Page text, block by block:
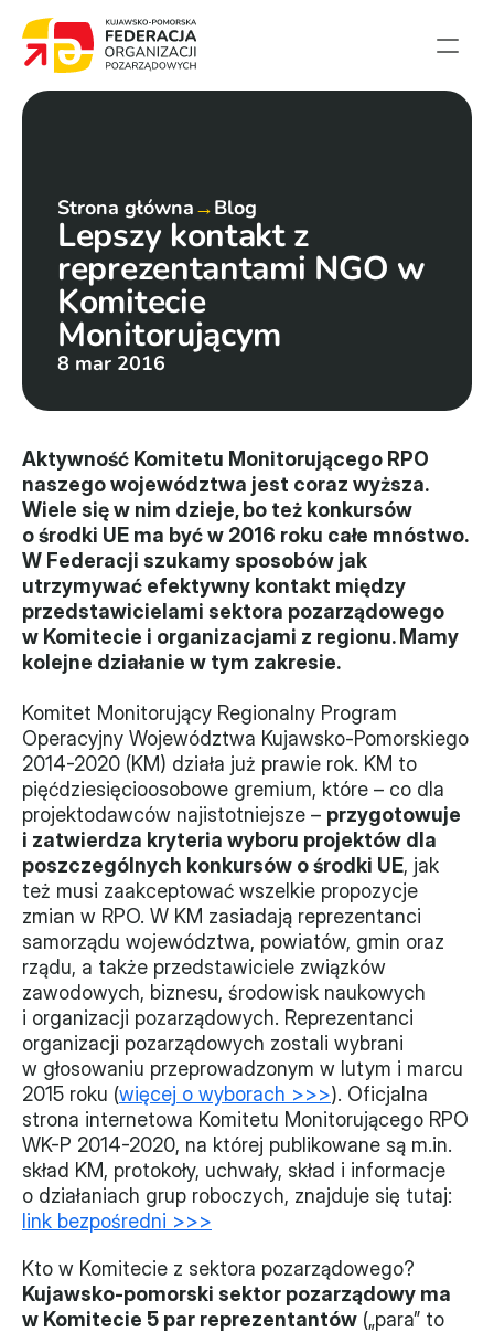
Projekty
Członkowie
English summary
Kontakt
Federacja
Karta zasad
Władze
Historia i działania
Narzędzie samooceny
Projekty
XVII forum NGO
Projekt z powiatem
Przystąp
Członkostwo
Procedura
Monitorujemy
Działania z ostatnich lat
Sprawy
Forum Dobrego Prawa
Certyfikujemy
Certyfikat
Edycja 2024
Strona główna→Blog
Lepszy kontakt z
reprezentantami NGO w
Komitecie
Monitorującym
8 mar 2016
Aktywność Komitetu Monitorującego RPO
naszego województwa jest coraz wyższa.
Wiele się w nim dzieje, bo też konkursów
o środki UE ma być w 2016 roku całe mnóstwo.
W Federacji szukamy sposobów jak
utrzymywać efektywny kontakt między
przedstawicielami sektora pozarządowego
w Komitecie i organizacjami z regionu. Mamy
kolejne działanie w tym zakresie.
Komitet Monitorujący Regionalny Program
Operacyjny Województwa Kujawsko-Pomorskiego
2014-2020 (KM) działa już prawie rok. KM to
pięćdziesięcioosobowe gremium, które – co dla
projektodawców najistotniejsze – przygotowuje
i zatwierdza kryteria wyboru projektów dla
poszczególnych konkursów o środki UE, jak
też musi zaakceptować wszelkie propozycje
zmian w RPO. W KM zasiadają reprezentanci
samorządu województwa, powiatów, gmin oraz
rządu, a także przedstawiciele związków
zawodowych, biznesu, środowisk naukowych
i organizacji pozarządowych. Reprezentanci
organizacji pozarządowych zostali wybrani
w głosowaniu przeprowadzonym w lutym i marcu
2015 roku (więcej o wyborach >>>). Oficjalna
strona internetowa Komitetu Monitorującego RPO
WK-P 2014-2020, na której publikowane są m.in.
skład KM, protokoły, uchwały, skład i informacje
link bezpośredni >>>
Kto w Komitecie z sektora pozarządowego?
Kujawsko-pomorski sektor pozarządowy ma
w Komitecie 5 par reprezentantów („para” to